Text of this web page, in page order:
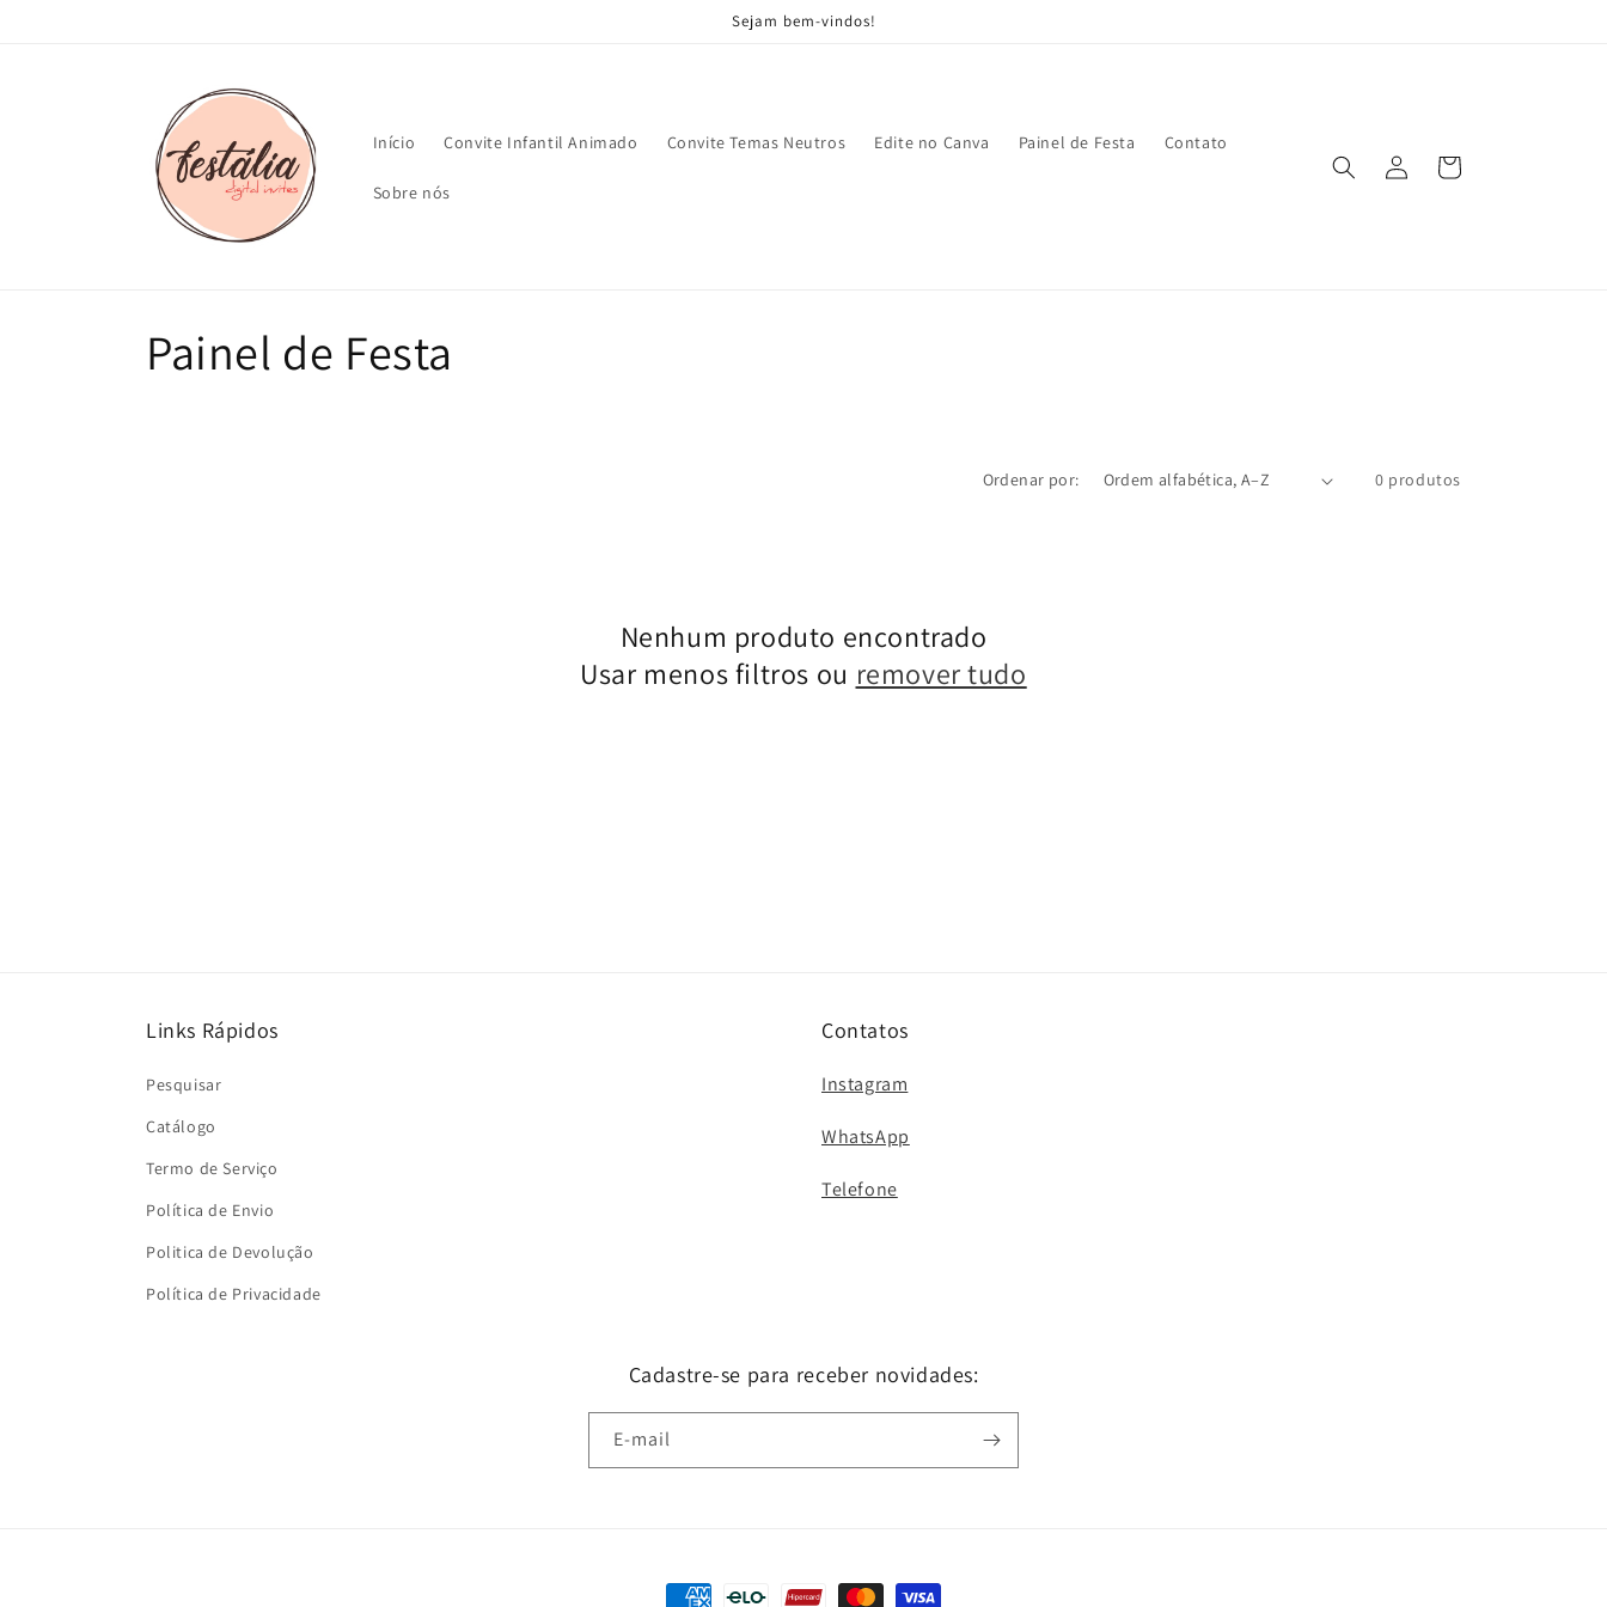
Sejam bem-vindos!
Início Convite Infantil Animado Convite Temas Neutros Edite no Canva Painel de Festa Contato
Sobre nós
login
Carrinho
C
Painel de Festa
Ordenar por: 0 produtos
Nenhum produto encontrado
Usar menos filtros ou remover tudo
Links Rápidos
Pesquisar
Catálogo
Termo de Serviço
Política de Envio
Politica de Devolução
Política de Privacidade
Contatos
Instagram
WhatsApp
Telefone
Cadastre-se para receber novidades:
E-mail
Formas